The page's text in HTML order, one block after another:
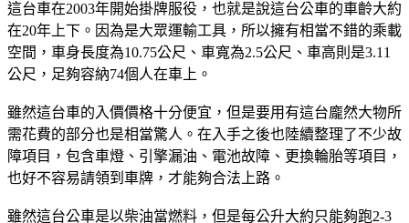
平川亮入手的這台車是由Mitsubishi Fuso所製造的Aero Star，
這台車在2003年開始掛牌服役，也就是說這台公車的車齡大約
在20年上下。因為是大眾運輸工具，所以擁有相當不錯的乘載
空間，車身長度為10.75公尺、車寬為2.5公尺、車高則是3.11
雖然這台車的入價價格十分便宜，但是要用有這台龐然大物所
需花費的部分也是相當驚人。在入手之後也陸續整理了不少故
障項目，包含車燈、引擎漏油、電池故障、更換輪胎等項目，